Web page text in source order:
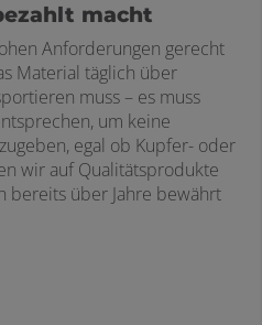
macht
Anforderungen gerecht
Material täglich über
muss – es muss
um keine
egal ob Kupfer- oder
wir auf Qualitätsprodukte
bereits über Jahre bewährt